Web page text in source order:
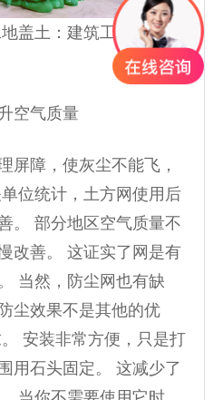
盖土：建筑工地有必要
空气质量
屏障，使灰尘不能飞，
位统计，土方网使用后
。 部分地区空气质量不
改善。 这证实了网是有
当然，防尘网也有缺
尘效果不是其他的优
安装非常方便，只是打
用石头固定。 这减少了